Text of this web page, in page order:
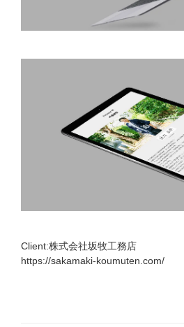
Client:株式会社坂牧工務店
https://sakamaki-koumuten.com/